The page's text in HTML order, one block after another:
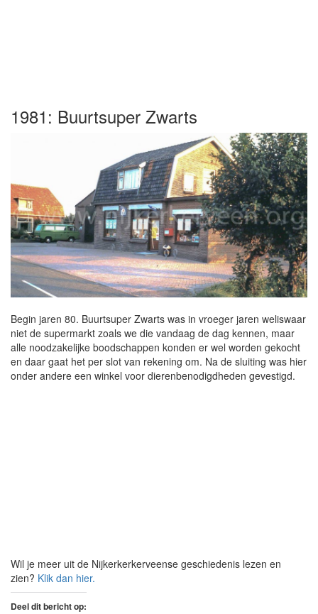
1981: Buurtsuper Zwarts
Begin jaren 80. Buurtsuper Zwarts was in vroeger jaren weliswaar
niet de supermarkt zoals we die vandaag de dag kennen, maar
alle noodzakelijke boodschappen konden er wel worden gekocht
en daar gaat het per slot van rekening om. Na de sluiting was hier
onder andere een winkel voor dierenbenodigdheden gevestigd.
Wil je meer uit de Nijkerkerkerveense geschiedenis lezen en
zien? Klik dan hier.
Deel dit bericht op: